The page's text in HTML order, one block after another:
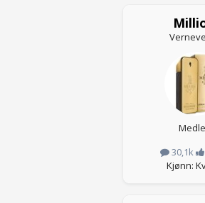
30,1k
Kjønn: